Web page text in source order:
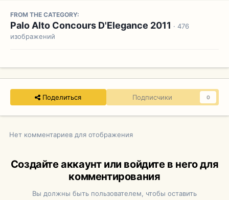
FROM THE CATEGORY:
Palo Alto Concours D'Elegance 2011 · 476
изображений
Поделиться Подписчики 0
Нет комментариев для отображения
Создайте аккаунт или войдите в него для
комментирования
Вы должны быть пользователем, чтобы оставить